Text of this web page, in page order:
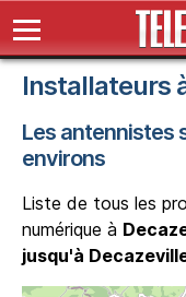
Installateurs
Les antennistes
environs
Liste de tous les
numérique à
jusqu'à